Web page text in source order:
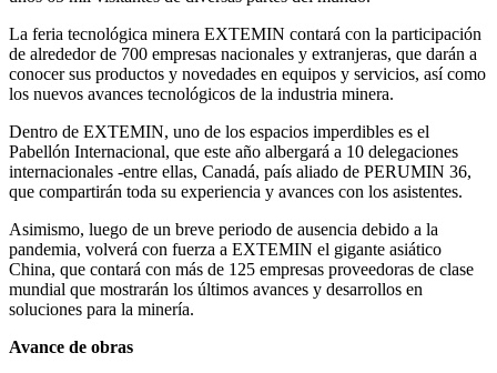
La feria tecnológica minera EXTEMIN contará con la participación
de alrededor de 700 empresas nacionales y extranjeras, que darán a
conocer sus productos y novedades en equipos y servicios, así como
los nuevos avances tecnológicos de la industria minera.
Dentro de EXTEMIN, uno de los espacios imperdibles es el
Pabellón Internacional, que este año albergará a 10 delegaciones
internacionales -entre ellas, Canadá, país aliado de PERUMIN 36,
que compartirán toda su experiencia y avances con los asistentes.
Asimismo, luego de un breve periodo de ausencia debido a la
pandemia, volverá con fuerza a EXTEMIN el gigante asiático
China, que contará con más de 125 empresas proveedoras de clase
mundial que mostrarán los últimos avances y desarrollos en
soluciones para la minería.
Avance de obras